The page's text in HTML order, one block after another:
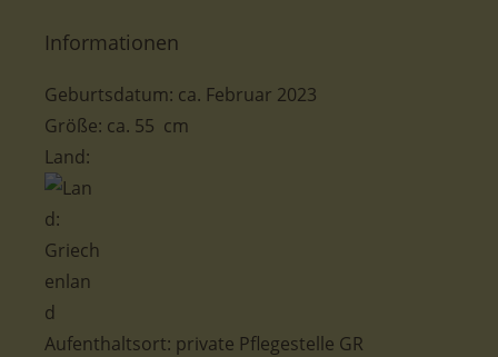
Informationen
Geburtsdatum: ca. Februar 2023
Größe: ca. 55 cm
Land:
Aufenthaltsort: private Pflegestelle GR